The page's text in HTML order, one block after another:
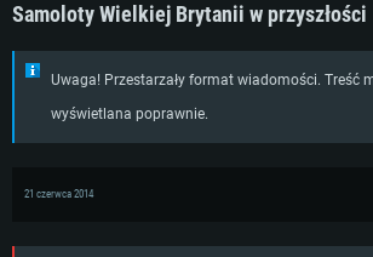
Samoloty Wielkiej Brytanii w przyszłości
Uwaga! Przestarzały format wiadomości. Treść
wyświetlana poprawnie.
21 czerwca 2014